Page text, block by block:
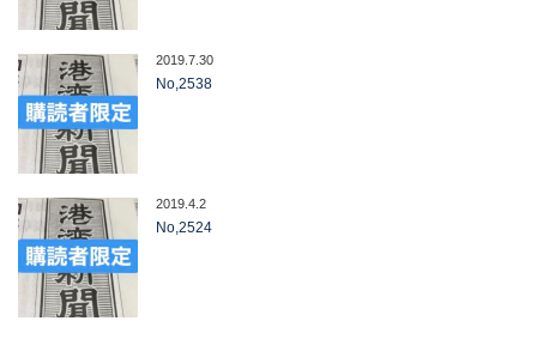
2019.7.30
No,2538
2019.4.2
No,2524